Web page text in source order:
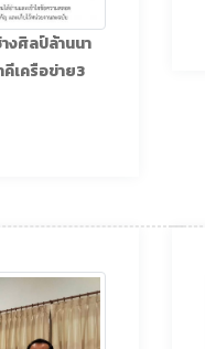
งศิลป์ล้านนา
เครือข่าย3